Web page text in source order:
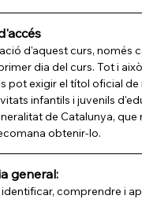
d'aquest curs, només
dia del curs. Tot i
pot exigir el títol oficial
infantils i juvenils
de Catalunya, que
obtenir-lo.
general:
comprendre i